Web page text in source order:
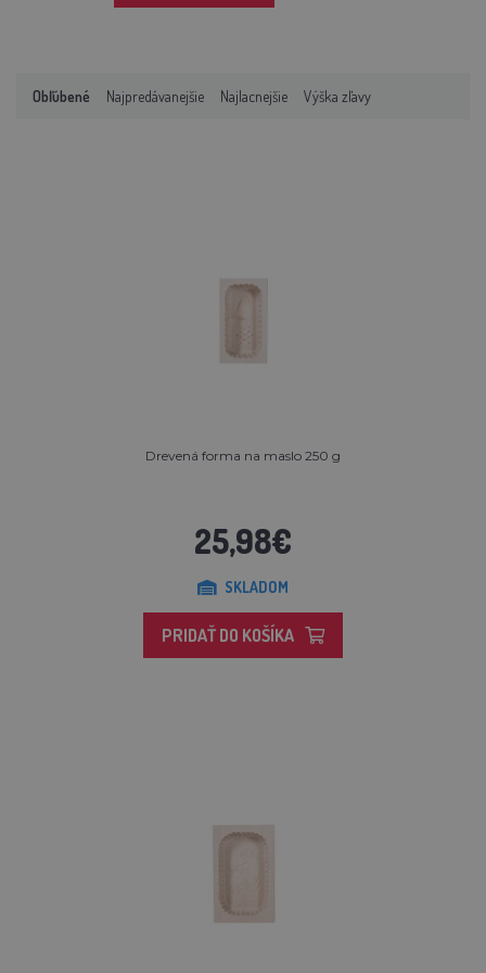
Obľúbené Najpredávanejšie Najlacnejšie Výška zľavy
Drevená forma na maslo 250 g
25,98€
SKLADOM
PRIDAŤ DO KOŠÍKA